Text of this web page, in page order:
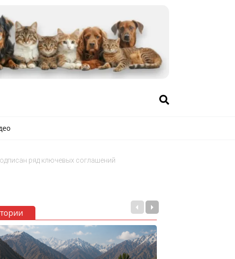
ряд ключевых соглашений